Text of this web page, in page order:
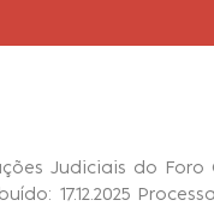
Judiciais do
17.12.2025